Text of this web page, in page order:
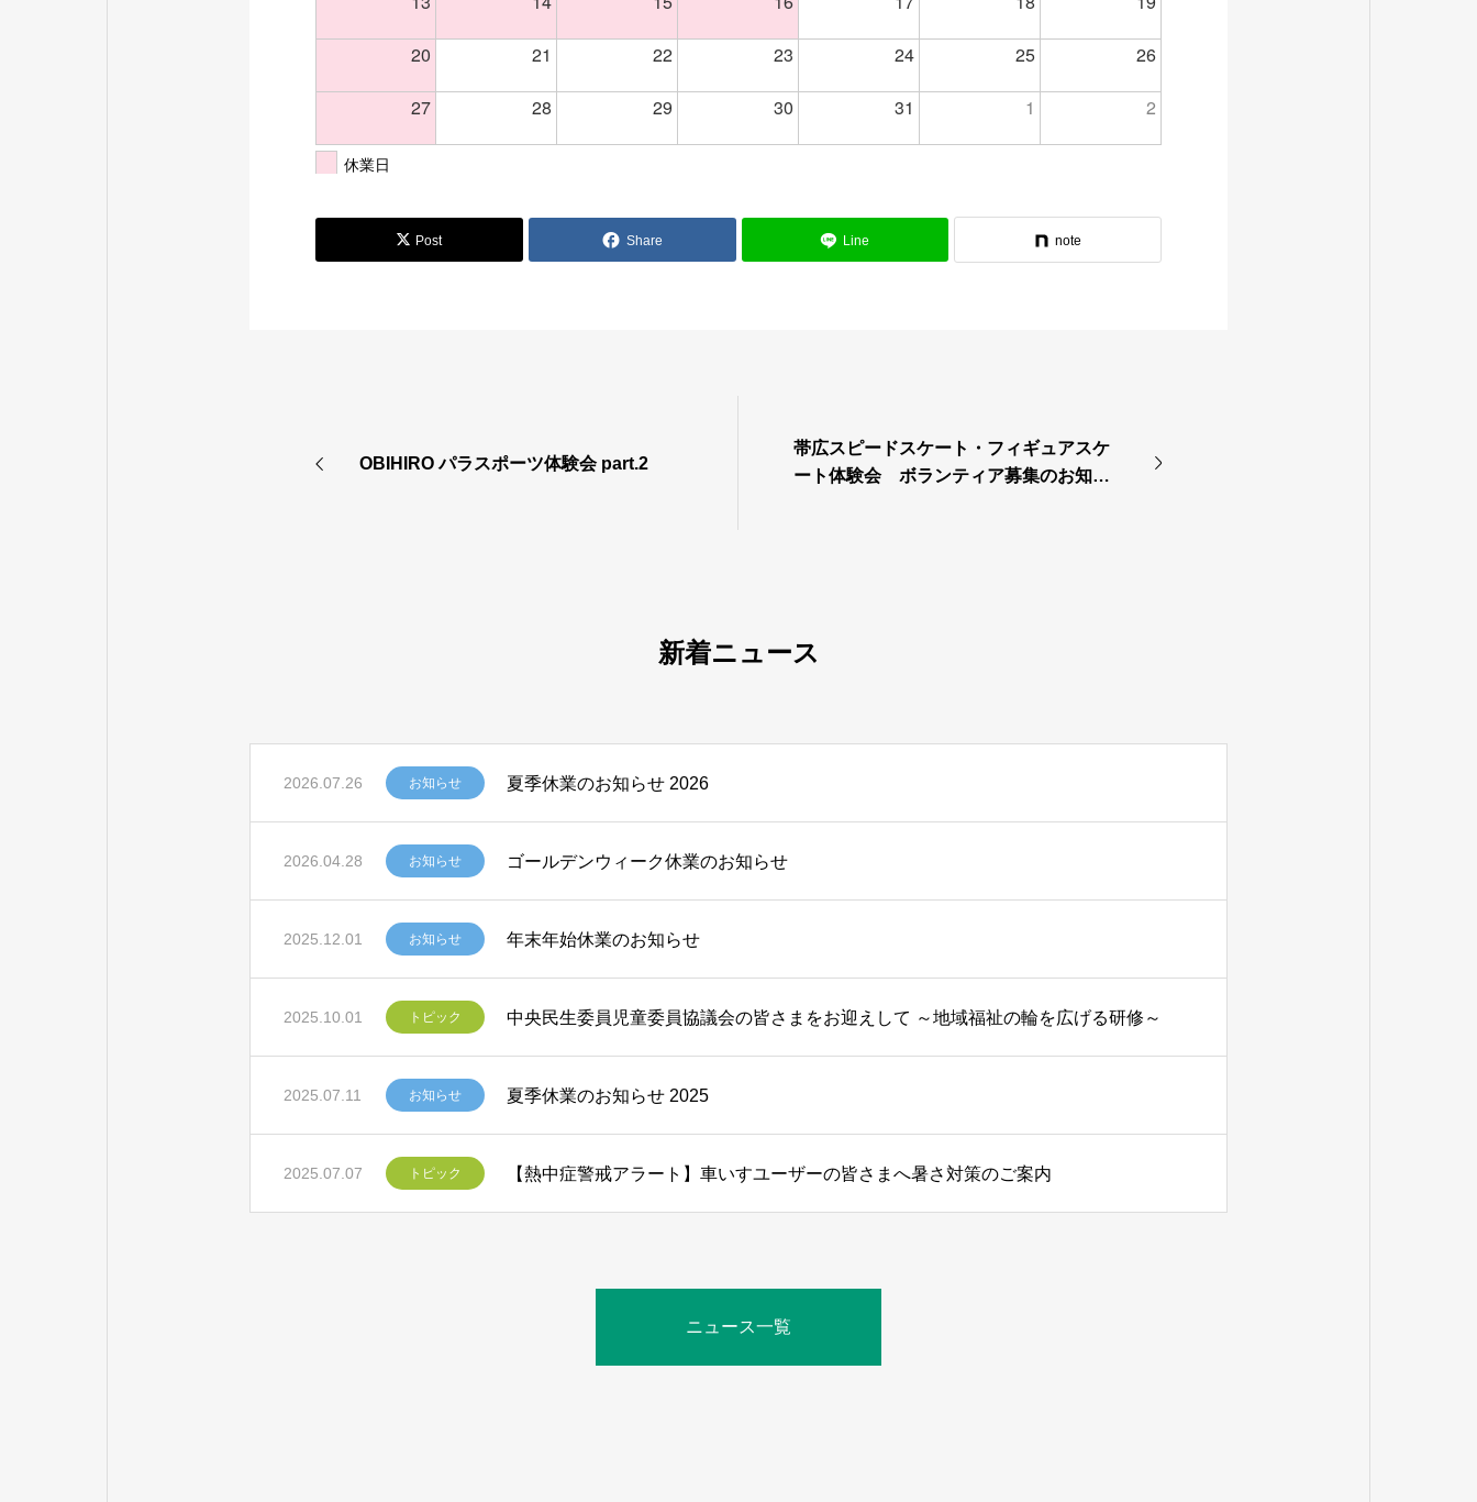
20 21 22 23 24 25 26
27 28 29 30 31 1 2
休業日
Post Share Line note
OBIHIRO パラスポーツ体験会 part.2
帯広スピードスケート・フィギュアスケ
ート体験会 ボランティア募集のお知ら
新着ニュース
2026.07.26 お知らせ 夏季休業のお知らせ 2026
2026.04.28 お知らせ ゴールデンウィーク休業のお知らせ
2025.12.01 お知らせ 年末年始休業のお知らせ
2025.10.01 トピック 中央民生委員児童委員協議会の皆さまをお迎えして ～地域福祉の輪を広げる研修～
2025.07.11 お知らせ 夏季休業のお知らせ 2025
2025.07.07 トピック 【熱中症警戒アラート】車いすユーザーの皆さまへ暑さ対策のご案内
ニュース一覧